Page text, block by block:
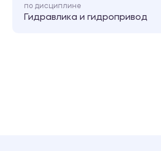
по дисциплине
Гидравлика и гидропривод